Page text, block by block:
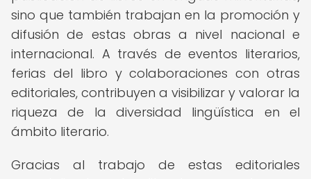
sino que también trabajan en la promoción y
difusión de estas obras a nivel nacional e
internacional. A través de eventos literarios,
ferias del libro y colaboraciones con otras
editoriales, contribuyen a visibilizar y valorar la
riqueza de la diversidad lingüística en el
ámbito literario.
Gracias al trabajo de estas editoriales